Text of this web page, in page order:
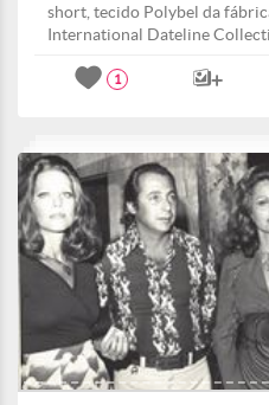
short, tecido Polybel da
International Dateline
1